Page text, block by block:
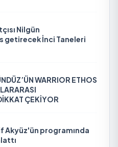
Nilgün
getirecek İnci Taneleri
WARRIOR ETHOS
ÇEKİYOR
Akyüz'ün programında